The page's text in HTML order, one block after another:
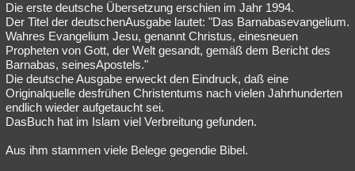
Die erste deutsche Übersetzung erschien im Jahr 1994.
Der Titel der deutschenAusgabe lautet: "Das Barnabasevangelium.
Wahres Evangelium Jesu, genannt Christus, einesneuen
Propheten von Gott, der Welt gesandt, gemäß dem Bericht des
Barnabas, seinesApostels."
Die deutsche Ausgabe erweckt den Eindruck, daß eine
Originalquelle desfrühen Christentums nach vielen Jahrhunderten
endlich wieder aufgetaucht sei.
DasBuch hat im Islam viel Verbreitung gefunden.
Aus ihm stammen viele Belege gegendie Bibel.